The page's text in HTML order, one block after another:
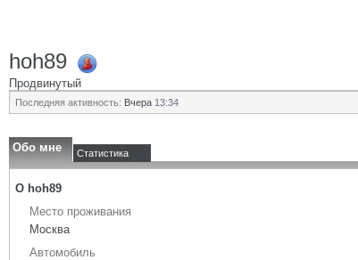
hoh89
Продвинутый
Последняя активность: Вчера 13:34
Обо мне Статистика
О hoh89
Место проживания
Москва
Автомобиль